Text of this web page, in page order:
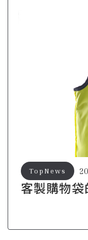
客製購物袋
TopNews